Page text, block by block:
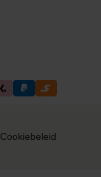
Cookiebeleid